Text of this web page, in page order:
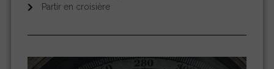
Partir en croisière